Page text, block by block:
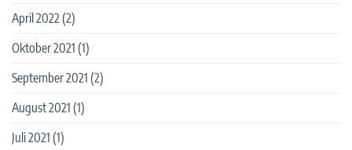
April 2022(2)
Oktober 2021 (1)
September 2021 (2)
August 2021 (1)
Juli 2021 (1)